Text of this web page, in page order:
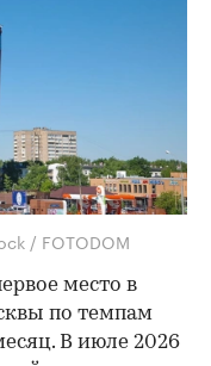
/ FOTODOM
место в
по темпам
В июле 2026